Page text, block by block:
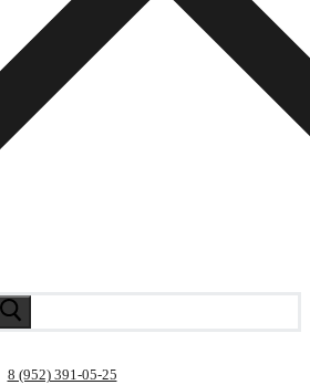
8 (952) 391-05-25